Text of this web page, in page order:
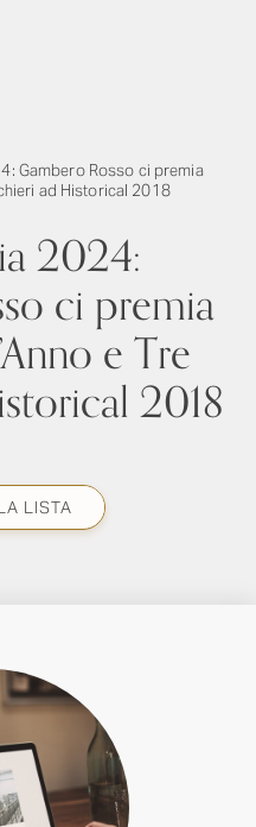
Gambero Rosso ci premia
ad Historical 2018
2024:
ci premia
e Tre
2018
LISTA